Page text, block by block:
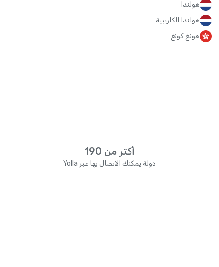
هولندا
هولندا الكاريبية
هونغ كونغ
أكتر من 190
دولة يمكنك الاتصال بها عبر Yolla